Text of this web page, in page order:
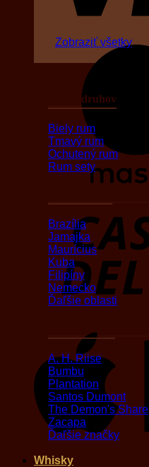
Zobraziť všetky
Podľa druhov
Biely rum
Tmavý rum
Ochutený rum
Rum sety
Brazília
Jamajka
Maurícius
Kuba
Filipíny
Nemecko
Ďaľšie oblasti
A. H. Riise
Bumbu
Plantation
Santos Dumont
The Demon's Share
Zacapa
Ďaľšie značky
Whisky